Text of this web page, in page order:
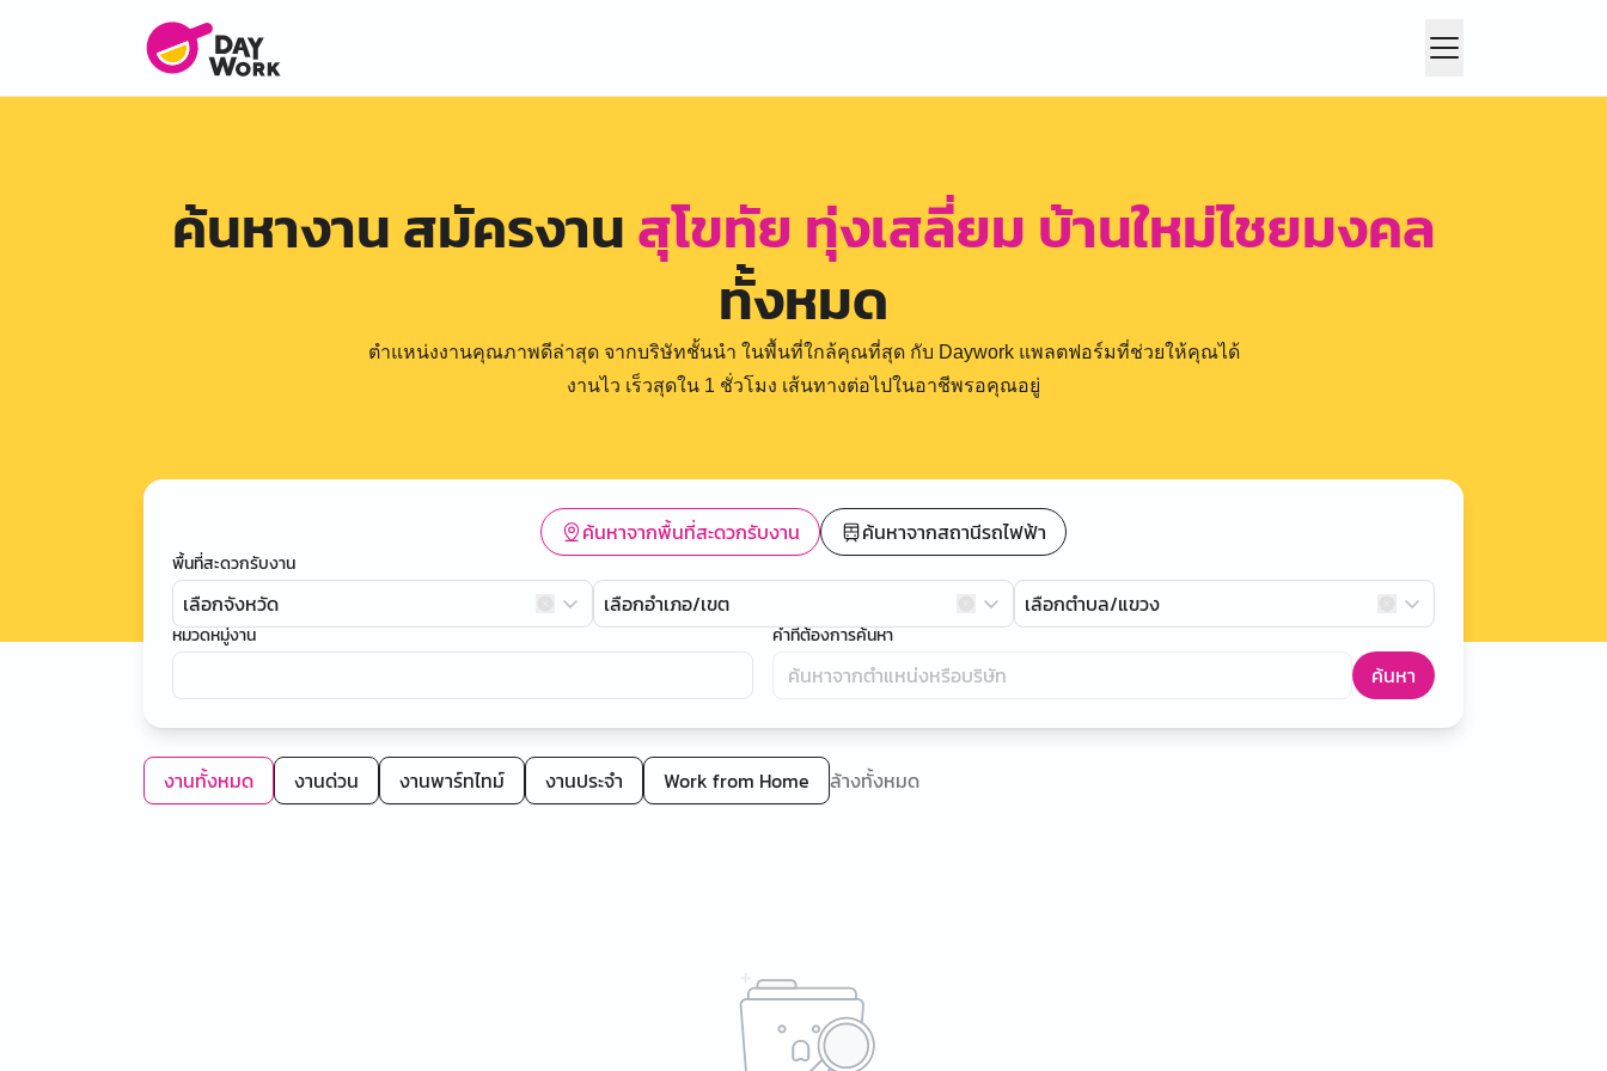
ค้นหางาน สมัครงานสุโขทัย ทุ่งเสลี่ยม บ้านใหม่ไชยมงคล
ทั้งหมด
ตำแหน่งงานคุณภาพดีล่าสุด จากบริษัทชั้นนำ ในพื้นที่ใกล้คุณที่สุด กับ Daywork แพลตฟอร์มที่ช่วยให้คุณได้
งานไว เร็วสุดใน 1 ชั่วโมง เส้นทางต่อไปในอาชีพรอคุณอยู่
ค้นหาจากพื้นที่สะดวกรับงาน ค้นหาจากสถานีรถไฟฟ้า
พื้นที่สะดวกรับงาน
เลือกจังหวัด เลือกอำเภอ/เขต เลือกตำบล/แขวง
หมวดหมู่งาน คำที่ต้องการค้นหา
ค้นหา
งานทั้งหมด งานด่วน งานพาร์ทไทม์ งานประจำ Work from Home ล้างทั้งหมด